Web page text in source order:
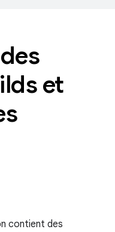
et
contient des